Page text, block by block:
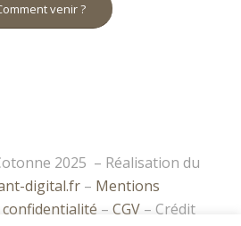
venir ?
2025 – Réalisation du
digital.fr– Mentions
– CGV– Crédit